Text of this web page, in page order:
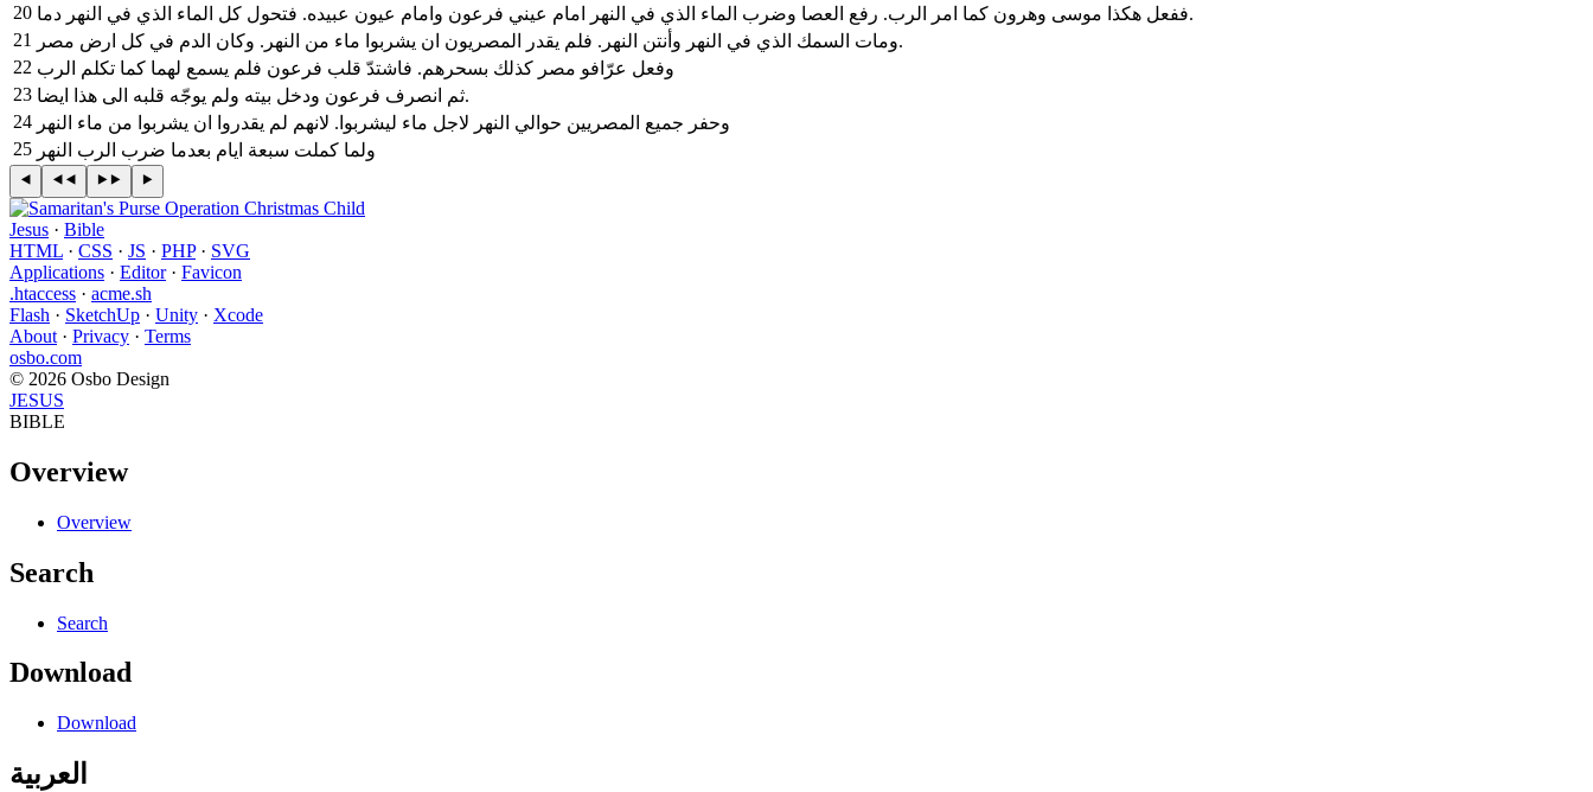
20
ففعل هكذا موسى وهرون كما امر الرب. رفع العصا وضرب الماء الذي في النهر امام عيني فرعون وامام عيون عبيده. فتحول كل الماء الذي في النهر دما.
21
ومات السمك الذي في النهر وأنتن النهر. فلم يقدر المصريون ان يشربوا ماء من النهر. وكان الدم في كل ارض مصر.
22 وفعل عرّافو مصر كذلك بسحرهم. فاشتدّ قلب فرعون فلم يسمع لهما كما تكلم الرب
23
ثم انصرف فرعون ودخل بيته ولم يوجّه قلبه الى هذا ايضا.
24 وحفر جميع المصريين حوالي النهر لاجل ماء ليشربوا. لانهم لم يقدروا ان يشربوا من ماء النهر
25 ولما كملت سبعة ايام بعدما ضرب الرب النهر
Jesus · Bible
HTML · CSS · JS · PHP· SVG
Applications · Editor· Favicon
.htaccess · acme.sh
Flash · SketchUp · Unity · Xcode
About · Privacy · Terms
osbo.com
© 2026 Osbo Design
JESUS
BIBLE
Overview
Overview
Search
Search
Download
Download
العربية